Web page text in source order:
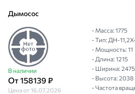
Дымосос
В наличии
От 158139 ₽
Цена от 16.07.2026
- Масса: 1775
- Тип: ДН-
- Мощность: 11
- Длина: 1215
- Ширина: 2475
- Высота: 2038
- Частота